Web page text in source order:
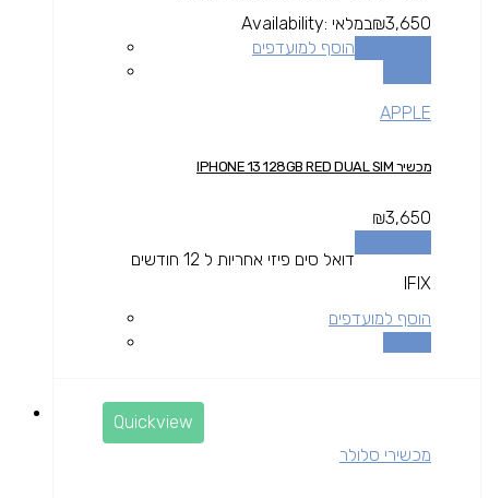
₪3,650
Availability: במלאי
הוסף למועדפים
APPLE
מכשיר IPHONE 13 128GB RED DUAL SIM
₪3,650
דואל סים פיזי אחריות ל 12 חודשים
IFIX
הוסף למועדפים
Quickview
מכשירי סלולר